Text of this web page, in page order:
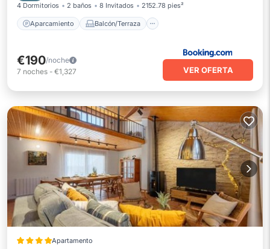
4 Dormitorios 2 baños 8 Invitados 2152.78 pies²
Aparcamiento Balcón/Terraza
€190/noche
7 noches - €1,327 VER OFERTA
Apartamento